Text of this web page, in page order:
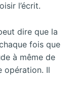
l’écrit.
dire que la
fois que
à même de
opération. Il